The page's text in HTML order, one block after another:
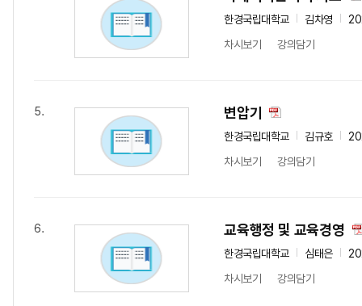
한경국립대학교 김차영
차시보기
강의담기
5. 변압기
한경국립대학교 김규호
차시보기
강의담기
6. 교육행정 및 교육경영
한경국립대학교 심태은
차시보기
강의담기